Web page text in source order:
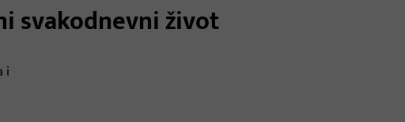
svakodnevni život
i